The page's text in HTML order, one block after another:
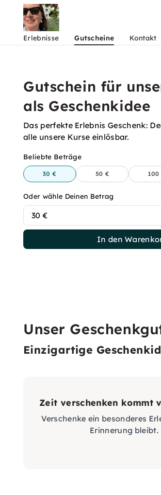
Erlebnisse Gutscheine Kontakt
Gutschein für
als Geschenkidee
Das perfekte Erlebnis Geschenk:
alle unsere Kurse einlösbar.
Beliebte Beträge
30 € 50 € 100
Oder wähle Deinen Betrag
30 €
In den
Unser
Einzigartige
Zeit verschenken kommt
Verschenke ein besonderes
Erinnerung bleibt.